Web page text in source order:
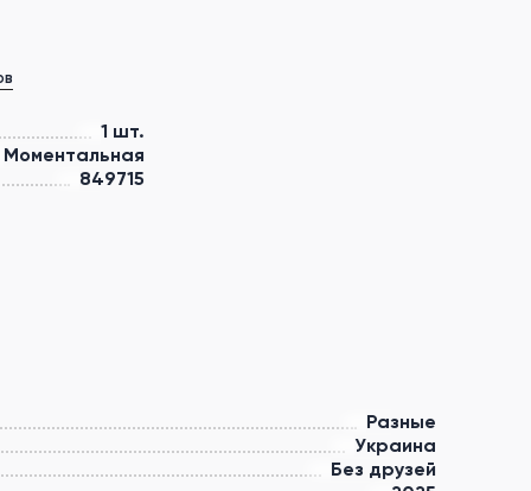
1 шт.
Моментальная
849715
Разные
Украина
Без друзей